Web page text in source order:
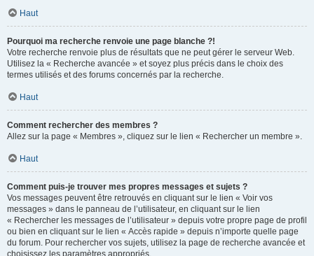
Haut
Pourquoi ma recherche renvoie une page blanche ?!
Votre recherche renvoie plus de résultats que ne peut gérer le serveur Web.
Utilisez la « Recherche avancée » et soyez plus précis dans le choix des
termes utilisés et des forums concernés par la recherche.
Haut
Comment rechercher des membres ?
Allez sur la page « Membres », cliquez sur le lien « Rechercher un membre ».
Haut
Comment puis-je trouver mes propres messages et sujets ?
Vos messages peuvent être retrouvés en cliquant sur le lien « Voir vos
messages » dans le panneau de l’utilisateur, en cliquant sur le lien
« Rechercher les messages de l’utilisateur » depuis votre propre page de profil
ou bien en cliquant sur le lien « Accès rapide » depuis n’importe quelle page
du forum. Pour rechercher vos sujets, utilisez la page de recherche avancée et
choisissez les paramètres appropriés.